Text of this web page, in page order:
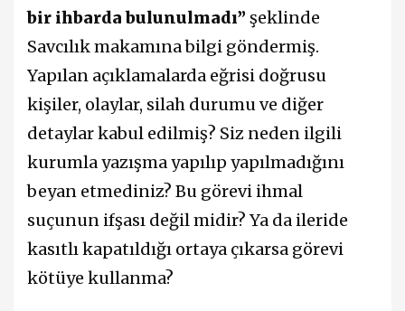
bir ihbarda bulunulmadı” şeklinde
Savcılık makamına bilgi göndermiş.
Yapılan açıklamalarda eğrisi doğrusu
kişiler, olaylar, silah durumu ve diğer
detaylar kabul edilmiş? Siz neden ilgili
kurumla yazışma yapılıp yapılmadığını
beyan etmediniz? Bu görevi ihmal
suçunun ifşası değil midir? Ya da ileride
kasıtlı kapatıldığı ortaya çıkarsa görevi
kötüye kullanma?